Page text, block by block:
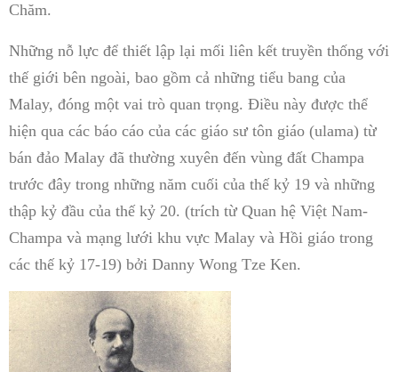
Chăm.
Những nỗ lực để thiết lập lại mối liên kết truyền thống với
thế giới bên ngoài, bao gồm cả những tiểu bang của
Malay, đóng một vai trò quan trọng. Điều này được thể
hiện qua các báo cáo của các giáo sư tôn giáo (ulama) từ
bán đảo Malay đã thường xuyên đến vùng đất Champa
trước đây trong những năm cuối của thế kỷ 19 và những
thập kỷ đầu của thế kỷ 20. (trích từ Quan hệ Việt Nam-
Champa và mạng lưới khu vực Malay và Hồi giáo trong
các thế kỷ 17-19) bởi Danny Wong Tze Ken.